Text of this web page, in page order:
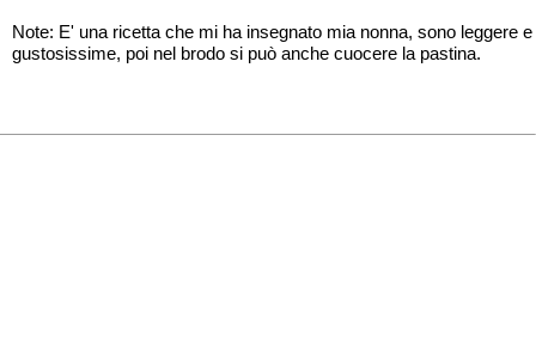
Note: E' una ricetta che mi ha insegnato mia nonna, sono leggere e
gustosissime, poi nel brodo si può anche cuocere la pastina.